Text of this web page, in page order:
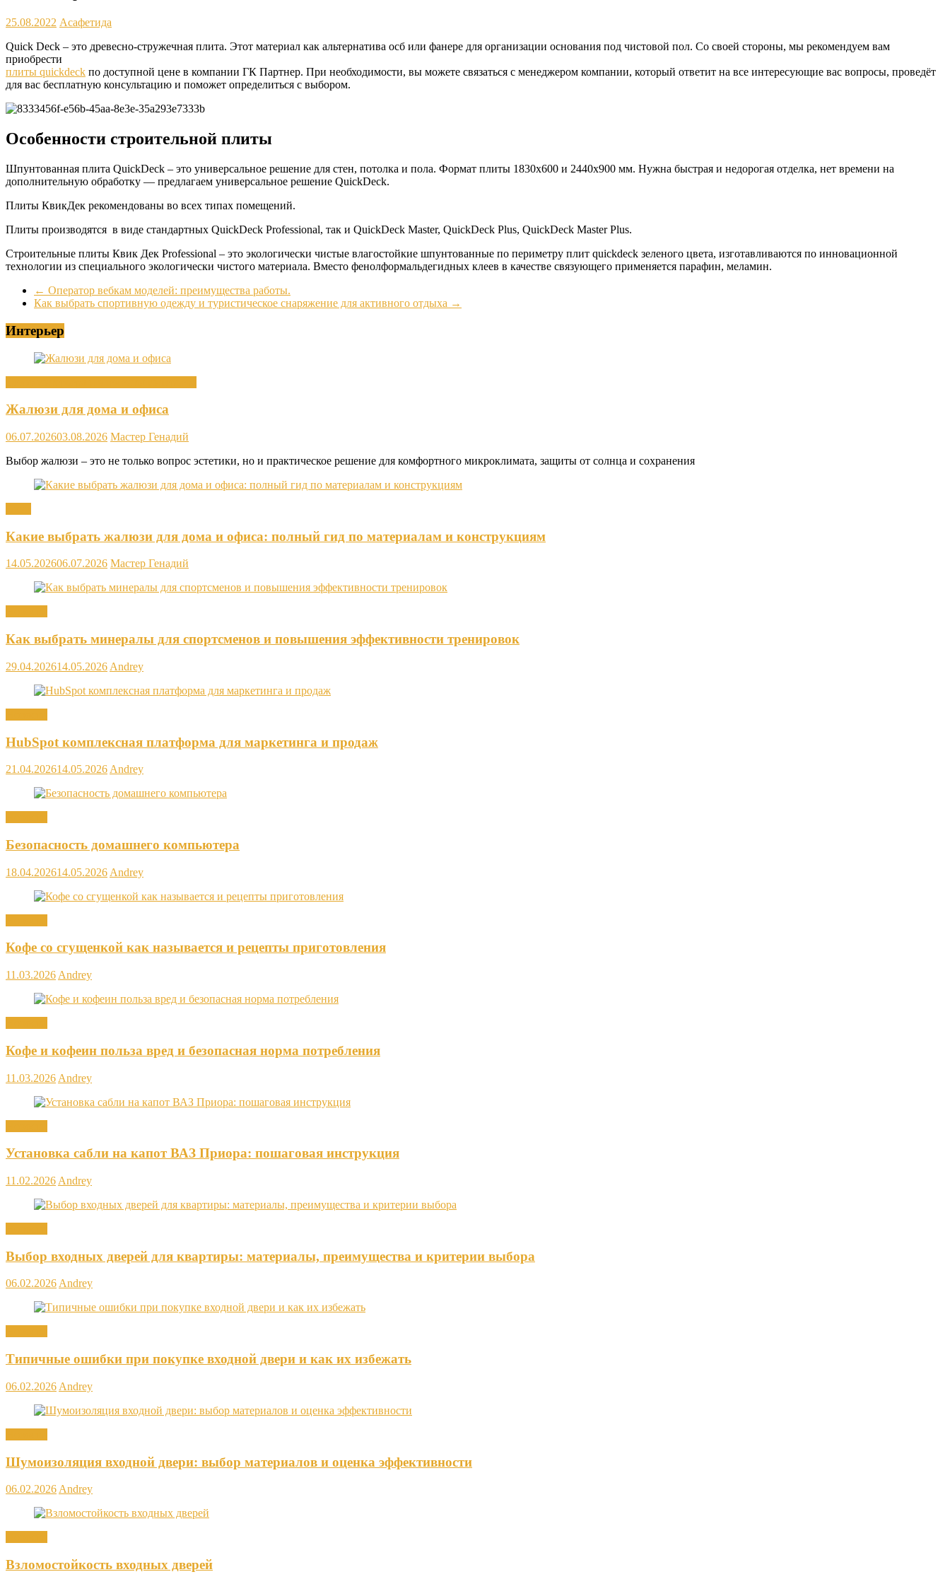
25.08.2022 Асафетида
Quick Deck – это древесно-стружечная плита. Этот материал как альтернатива осб или фанере для организации основания под чистовой пол. Со своей стороны, мы рекомендуем вам
приобрести
плиты quickdeck по доступной цене в компании ГК Партнер. При необходимости, вы можете связаться с менеджером компании, который ответит на все интересующие вас вопросы, проведёт
для вас бесплатную консультацию и поможет определиться с выбором.
Особенности строительной плиты
Шпунтованная плита QuickDeck – это универсальное решение для стен, потолка и пола. Формат плиты 1830х600 и 2440х900 мм. Нужна быстрая и недорогая отделка, нет времени на
дополнительную обработку — предлагаем универсальное решение QuickDeck.
Плиты КвикДек рекомендованы во всех типах помещений.
Плиты производятся в виде стандартных QuickDeck Professional, так и QuickDeck Master, QuickDeck Plus, QuickDeck Master Plus.
Строительные плиты Квик Дек Professional – это экологически чистые влагостойкие шпунтованные по периметру плит quickdeck зеленого цвета, изготавливаются по инновационной
технологии из специального экологически чистого материала. Вместо фенолформальдегидных клеев в качестве связующего применяется парафин, меламин.
← Оператор вебкам моделей: преимущества работы.
Как выбрать спортивную одежду и туристическое снаряжение для активного отдыха →
Интерьер
Жалюзи для дома и офиса
06.07.202603.08.2026 Мастер Генадий
Выбор жалюзи – это не только вопрос эстетики, но и практическое решение для комфортного микроклимата, защиты от солнца и сохранения
Какие выбрать жалюзи для дома и офиса: полный гид по материалам и конструкциям
14.05.202606.07.2026 Мастер Генадий
Как выбрать минералы для спортсменов и повышения эффективности тренировок
29.04.202614.05.2026 Andrey
HubSpot комплексная платформа для маркетинга и продаж
21.04.202614.05.2026 Andrey
Безопасность домашнего компьютера
18.04.202614.05.2026 Andrey
Кофе со сгущенкой как называется и рецепты приготовления
11.03.2026 Andrey
Кофе и кофеин польза вред и безопасная норма потребления
11.03.2026 Andrey
Установка сабли на капот ВАЗ Приора: пошаговая инструкция
11.02.2026 Andrey
Выбор входных дверей для квартиры: материалы, преимущества и критерии выбора
06.02.2026Andrey
Типичные ошибки при покупке входной двери и как их избежать
06.02.2026 Andrey
Шумоизоляция входной двери: выбор материалов и оценка эффективности
06.02.2026 Andrey
Взломостойкость входных дверей